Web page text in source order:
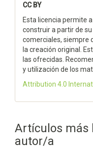
CC BY
Esta licencia permite
construir a partir de
comerciales, siempre
la creación original.
las ofrecidas.
y utilización de los
Attribution 4.0
Artículos más
autor/a